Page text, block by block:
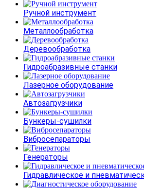
Ручной инструмент
Металлообработка
Деревообработка
Гидроабразивные станки
Лазерное оборудование
Автозагрузчики
Бункеры-сушилки
Вибросепараторы
Генераторы
Гидравлическое и